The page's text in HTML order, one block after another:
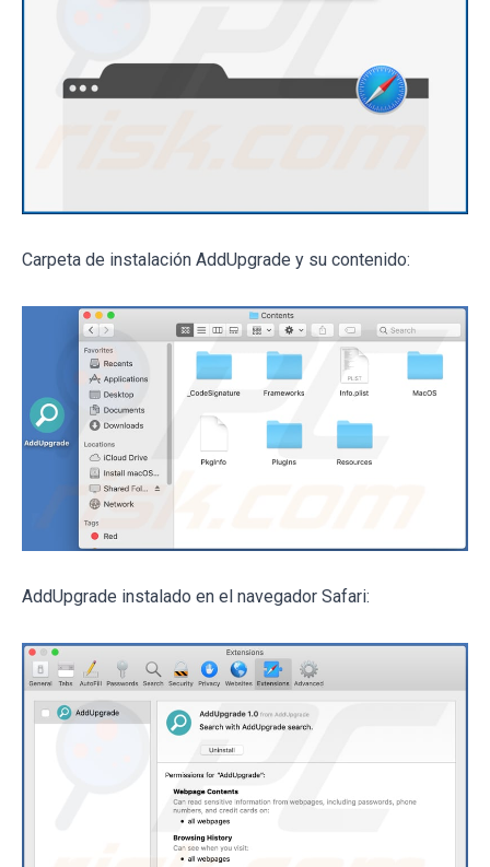
Carpeta de instalación AddUpgrade y su contenido:
AddUpgrade instalado en el navegador Safari: